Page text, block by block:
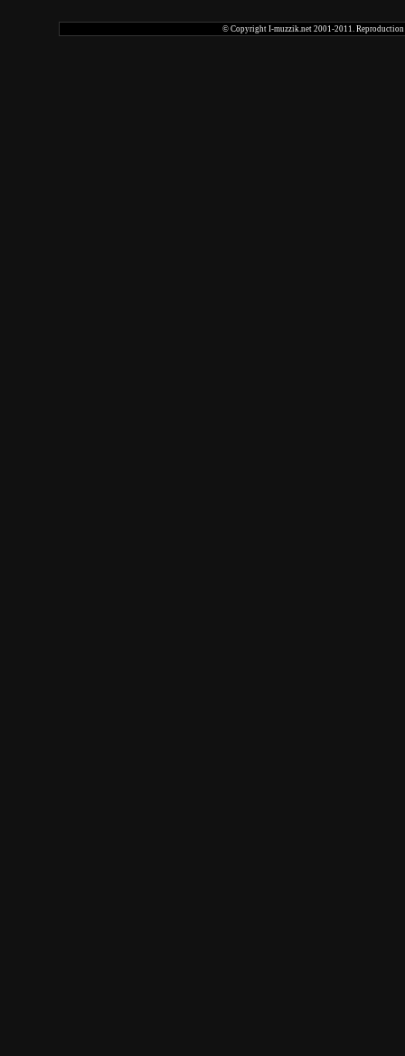
© Copyright I-muzzik.net 2001-2011. Reproduction